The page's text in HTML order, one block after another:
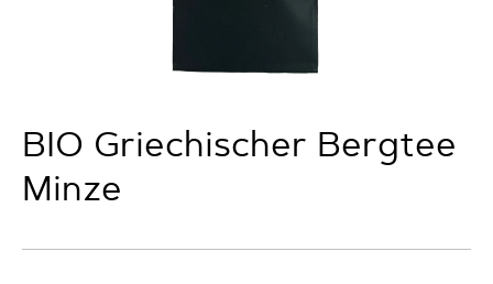
BIO Griechischer Bergtee
Minze